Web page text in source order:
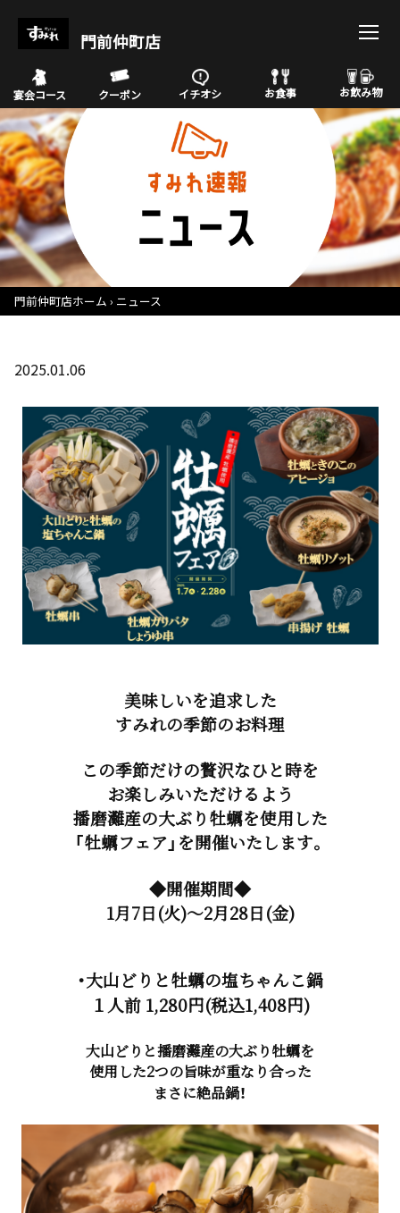
門前仲町店
宴会コース クーポン イチオシ お食事 お飲み物
門前仲町店ホーム ニュース
2025.01.06
美味しいを追求した
すみれの季節のお料理
この季節だけの贅沢なひと時を
お楽しみいただけるよう
播磨灘産の大ぶり牡蠣を使用した
「牡蠣フェア」を開催いたします。
◆開催期間◆
1月7日(火)～2月28日(金)
・大山どりと牡蠣の塩ちゃんこ鍋
１人前 1,280円(税込1,408円)
大山どりと播磨灘産の大ぶり牡蠣を
使用した2つの旨味が重なり合った
まさに絶品鍋！